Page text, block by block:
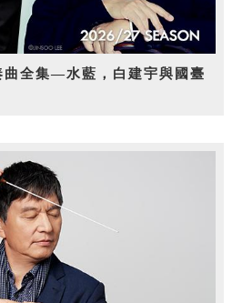
全集—水藍，白建宇與國臺